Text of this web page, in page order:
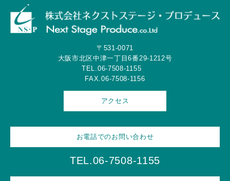
〒531-0071
大阪市北区中津一丁目6番29-1212号
TEL.06-7508-1155
FAX.06-7508-1156
アクセス
お電話でのお問い合わせ
TEL.06-7508-1155